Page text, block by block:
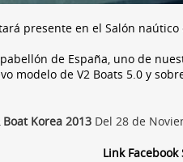
presente en el Salón
de España, uno de
modelo de V2 Boats 5.0 y
Boat Korea 2013 Del 28 de
Link Facebook